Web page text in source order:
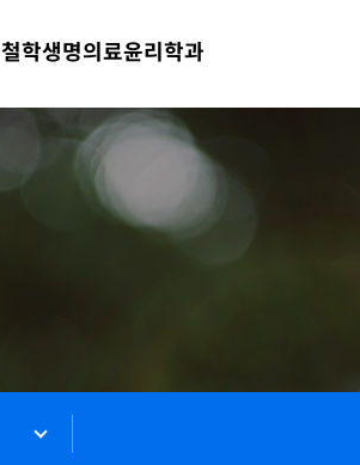
철학생명의료윤리학과